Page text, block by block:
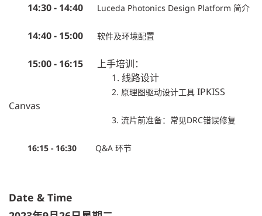
14:30 - 14:40 Luceda Photonics Design Platform 简介
14:40 - 15:00 软件及环境配置
15:00 - 16:15 上手培训：
1. 线路设计
2. 原理图驱动设计工具 IPKISS
Canvas
3. 流片前准备：常见DRC错误修复
16:15 - 16:30 Q&A 环节
Date & Time